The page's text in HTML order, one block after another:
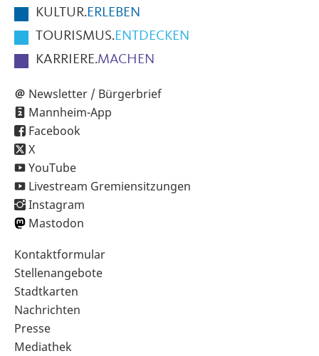
KULTUR.ERLEBEN
TOURISMUS.ENTDECKEN
KARRIERE.MACHEN
Newsletter / Bürgerbrief
Mannheim-App
Facebook
X
YouTube
Livestream Gremiensitzungen
Instagram
Mastodon
Sekundärnavigation
im
Fußbereich
Kontaktformular
Stellenangebote
Stadtkarten
Nachrichten
Presse
Mediathek